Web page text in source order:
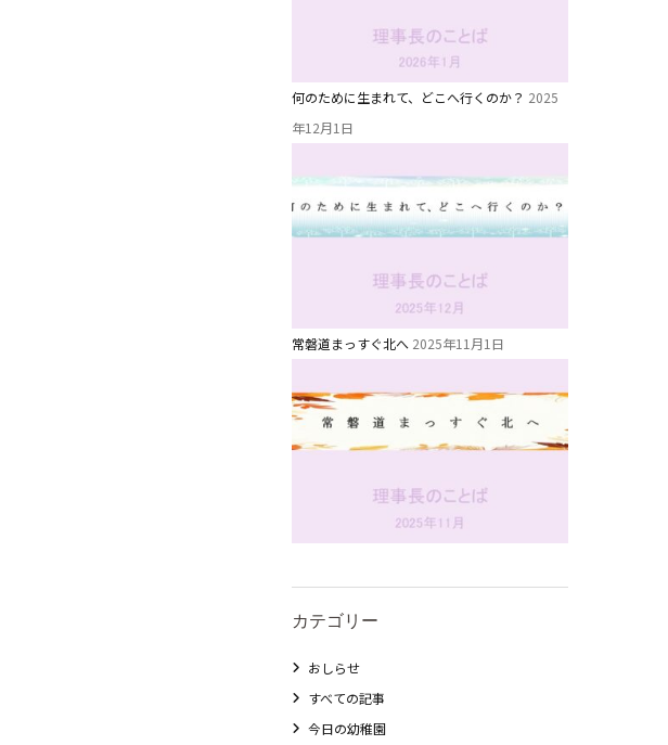
何のために生まれて、どこへ行くのか？ 2025
年12月1日
常磐道まっすぐ北へ 2025年11月1日
カテゴリー
おしらせ
すべての記事
今日の幼稚園
未就園児クラス
1歳・2歳親子登園［マリポサクラス ]
2歳児ひとり登園［ゆず組 ]